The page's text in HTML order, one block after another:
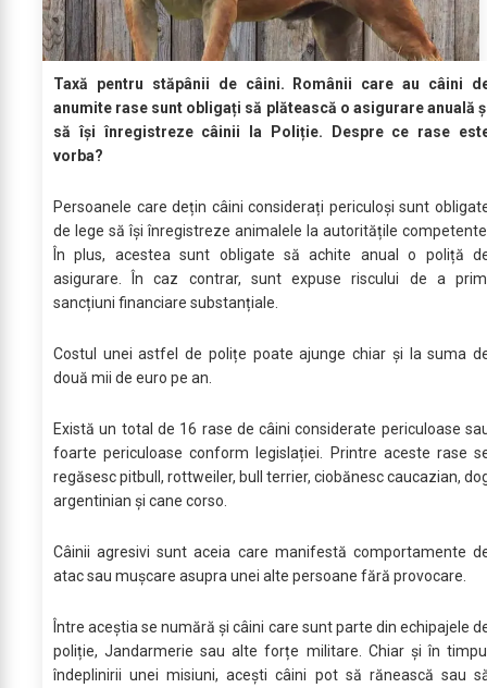
Taxă pentru stăpânii de câini. Românii care au câini
anumite rase sunt obligați să plătească o asigurare anuală
să își înregistreze câinii la Poliție. Despre ce rase
vorba?
Persoanele care dețin câini considerați periculoși sunt
de lege să își înregistreze animalele la autoritățile
În plus, acestea sunt obligate să achite anual o poliță
asigurare. În caz contrar, sunt expuse riscului de a
sancțiuni financiare substanțiale.
Costul unei astfel de polițe poate ajunge chiar și la suma
două mii de euro pe an.
Există un total de 16 rase de câini considerate periculoase
foarte periculoase conform legislației. Printre aceste rase
regăsesc pitbull, rottweiler, bull terrier, ciobănesc caucazian,
argentinian și cane corso.
Câinii agresivi sunt aceia care manifestă comportamente
atac sau mușcare asupra unei alte persoane fără provocare.
Între aceștia se numără și câini care sunt parte din echipajele
poliție, Jandarmerie sau alte forțe militare. Chiar și în
îndeplinirii unei misiuni, acești câini pot să rănească sau